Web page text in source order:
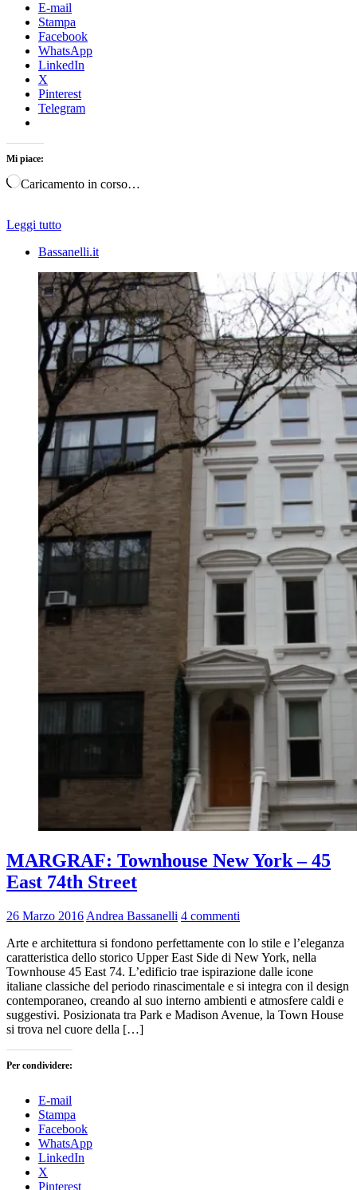
E-mail
Stampa
Facebook
WhatsApp
LinkedIn
X
Pinterest
Telegram
Mi piace:
Caricamento in corso…
Leggi tutto
Bassanelli.it
MARGRAF: Townhouse New York – 45
East 74th Street
26 Marzo 2016 Andrea Bassanelli 4 commenti
Arte e architettura si fondono perfettamente con lo stile e l’eleganza
caratteristica dello storico Upper East Side di New York, nella
Townhouse 45 East 74. L’edificio trae ispirazione dalle icone
italiane classiche del periodo rinascimentale e si integra con il design
contemporaneo, creando al suo interno ambienti e atmosfere caldi e
suggestivi. Posizionata tra Park e Madison Avenue, la Town House
si trova nel cuore della […]
Per condividere:
E-mail
Stampa
Facebook
WhatsApp
LinkedIn
X
Pinterest